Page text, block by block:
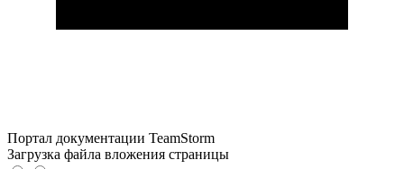
Портал документации TeamStorm
Загрузка файла вложения страницы